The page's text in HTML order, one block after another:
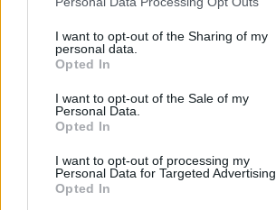
I want to opt-out of the Sharing of my
personal data.
Opted In
I want to opt-out of the Sale of my
Personal Data.
Opted In
I want to opt-out of processing my
Personal Data for Targeted Advertising.
Opted In